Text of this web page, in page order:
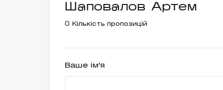
Шаповалов Артем
0 Кількість пропозицій
Ваше ім'я